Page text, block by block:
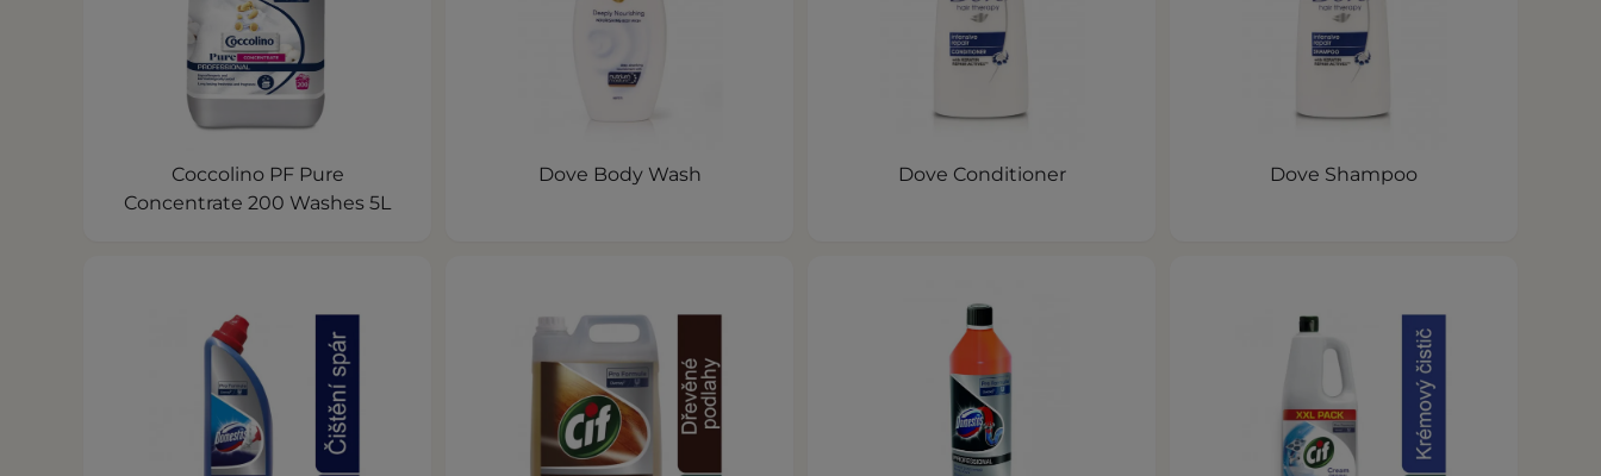
Coccolino PF Pure
Concentrate 200 Washes 5L
Dove Body Wash Dove Conditioner Dove Shampoo